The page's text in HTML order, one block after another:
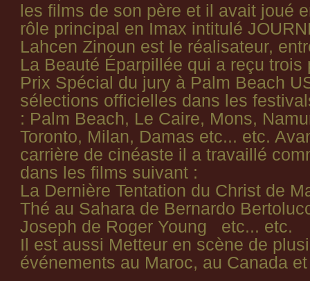
les films de son père et il avait joué
rôle principal en Imax intitulé
Lahcen Zinoun est le réalisateur,
La Beauté Éparpillée qui a reçu trois
Prix Spécial du jury à Palm Beach
sélections officielles dans les
: Palm Beach, Le Caire, Mons,
Toronto, Milan, Damas etc... etc.
carrière de cinéaste il a travaillé
dans les films suivant :
La Dernière Tentation du Christ de
Thé au Sahara de Bernardo
Joseph de Roger Young etc... etc.
Il est aussi Metteur en scène de
événements au Maroc, au Canada